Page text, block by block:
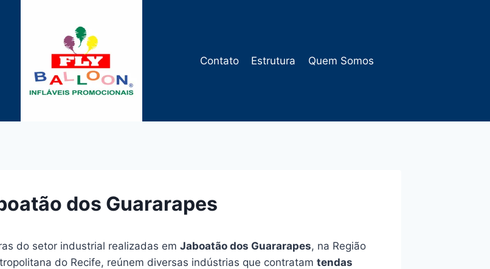
Contato Estrutura Quem Somos
dos Guararapes
do setor industrial realizadas em Jaboatão dos Guararapes, na Região
do Recife, reúnem diversas indústrias que contratam tendas